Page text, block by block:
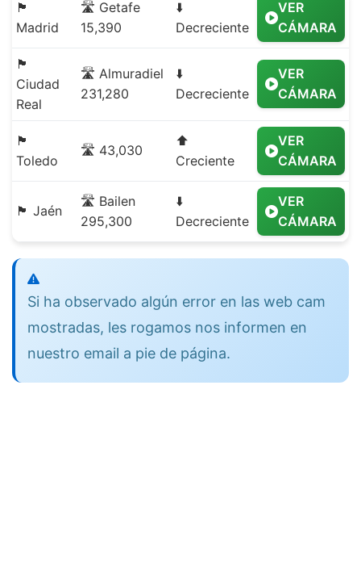
🏴
Madrid
🛣️ Getafe
15,390
⬇️
Decreciente
VER
CÁMARA
🏴
Ciudad
Real
🛣️ Almuradiel
231,280
⬇️
Decreciente
VER
CÁMARA
🏴
Toledo
🛣️ 43,030
⬆️
Creciente
VER
CÁMARA
🏴 Jaén
🛣️ Bailen
295,300
⬇️
Decreciente
VER
CÁMARA
Si ha observado algún error en las web cam
mostradas, les rogamos nos informen en
nuestro email a pie de página.